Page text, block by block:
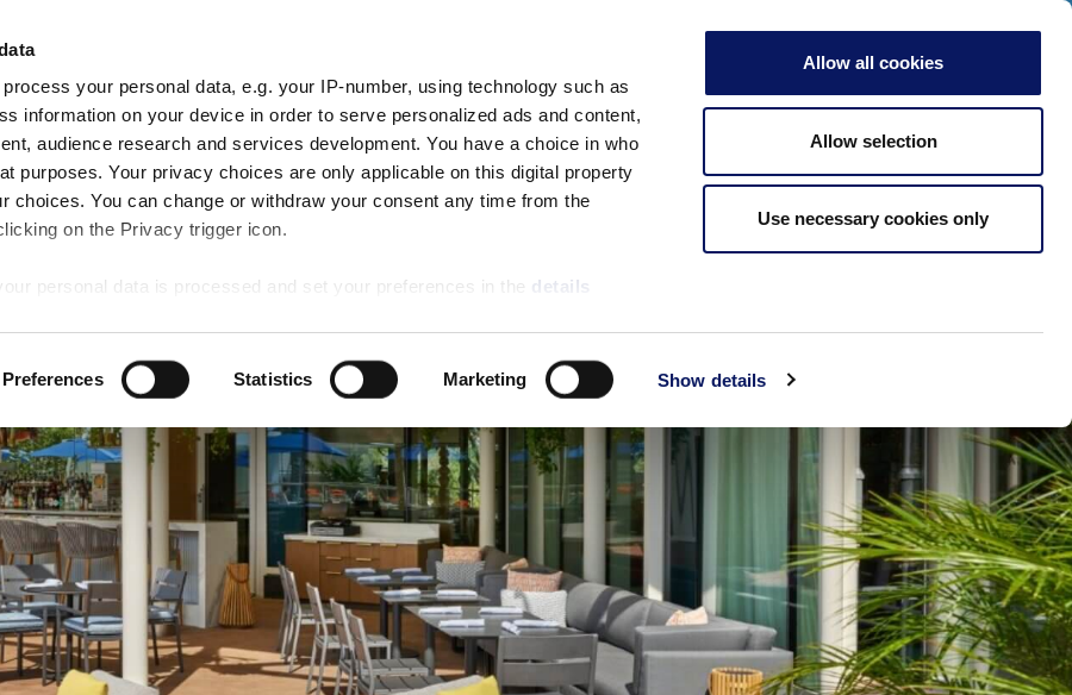
process your personal data, e.g. your IP-number, using technology such as
information on your device in order to serve personalized ads and content,
audience research and services development. You have a choice in who
purposes. Your privacy choices are only applicable on this digital property
choices. You can change or withdraw your consent any time from the
on the Privacy trigger icon.
personal data is processed and set your preferences in the
details
content and ads, to provide social media features and to analyse our
about your use of our site with our social media, advertising and
combine it with other information that you’ve provided to them or that
use of their services.
Preferences Statistics Marketing Show details
Allow all cookies
Allow selection
Use necessary cookies only
Jantar Atividades
Ofertas
especiais
Casamentos
eventos
Reserve
6 Thu
7 Fri
Verificar Disponibilidade